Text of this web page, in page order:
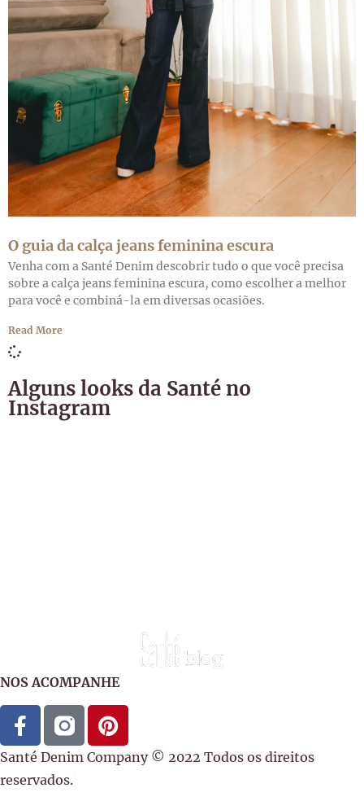
O guia da calça jeans feminina escura
Venha com a Santé Denim descobrir tudo o que você precisa
sobre a calça jeans feminina escura, como escolher a melhor
para você e combiná-la em diversas ocasiões.
Read More
Alguns looks da Santé no
Instagram
Santé Denim Company © 2022 Todos os direitos
reservados.
NOS ACOMPANHE